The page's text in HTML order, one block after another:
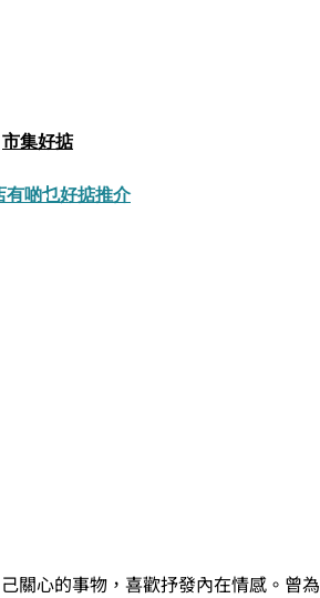
市集好掂
有啲乜好掂推介
關心的事物，喜歡抒發內在情感。曾為